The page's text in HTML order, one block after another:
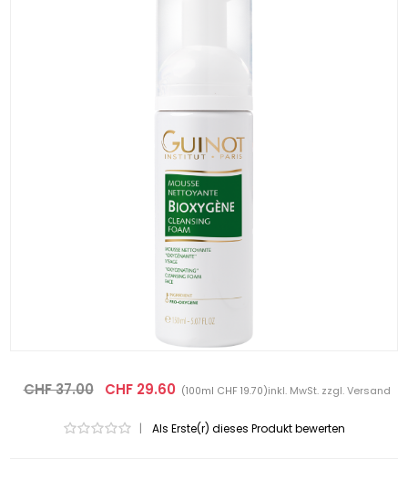
CHF 37.00 CHF 29.60 (100ml CHF 19.70)inkl. MwSt. zzgl.Versand
| Als Erste(r) dieses Produkt bewerten